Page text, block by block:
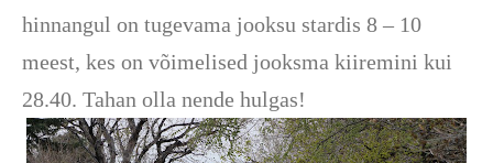
hinnangul on tugevama jooksu stardis 8 – 10
meest, kes on võimelised jooksma kiiremini kui
28.40. Tahan olla nende hulgas!